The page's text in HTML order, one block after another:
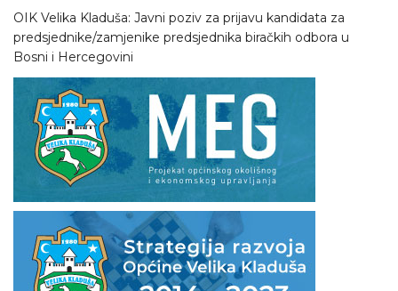
OIK Velika Kladuša: Javni poziv za prijavu kandidata za
predsjednike/zamjenike predsjednika biračkih odbora u
Bosni i Hercegovini